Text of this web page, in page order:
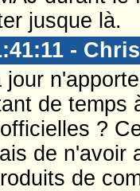
jusque là.
-
de temps
?
de n'avoir
de